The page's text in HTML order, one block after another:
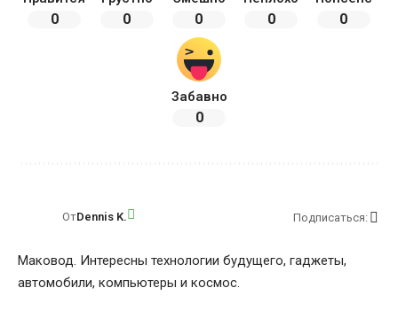
0 0 0 0 0
Забавно
0
ОтDennis K. Подписаться:
Маковод. Интересны технологии будущего, гаджеты,
автомобили, компьютеры и космос.